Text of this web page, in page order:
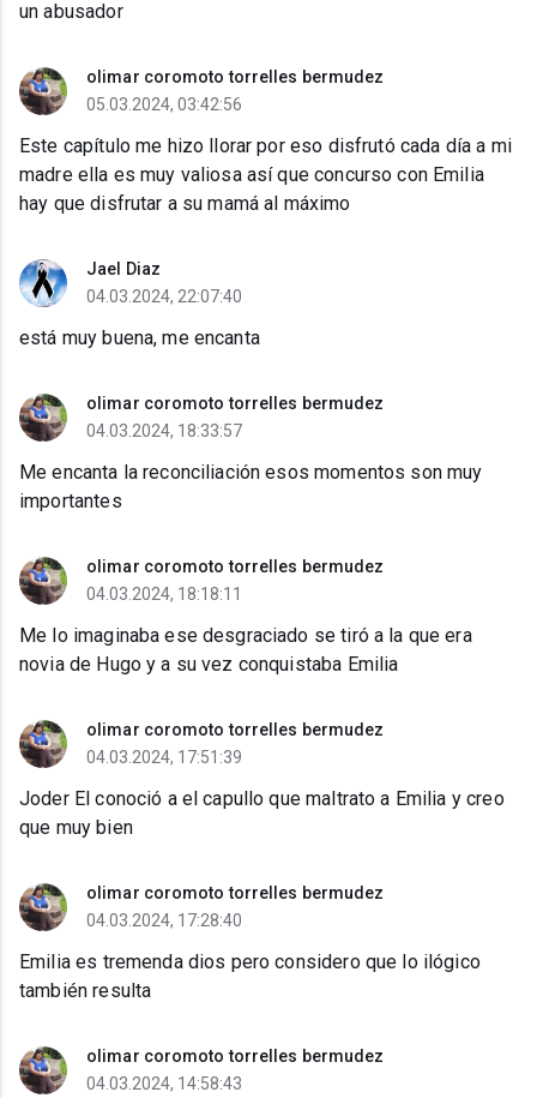
un abusador
olimar coromoto torrelles bermudez
05.03.2024, 03:42:56
Este capítulo me hizo llorar por eso disfrutó cada día a mi
madre ella es muy valiosa así que concurso con Emilia
hay que disfrutar a su mamá al máximo
Jael Diaz
04.03.2024, 22:07:40
está muy buena, me encanta
olimar coromoto torrelles bermudez
04.03.2024, 18:33:57
Me encanta la reconciliación esos momentos son muy
importantes
olimar coromoto torrelles bermudez
04.03.2024, 18:18:11
Me lo imaginaba ese desgraciado se tiró a la que era
novia de Hugo y a su vez conquistaba Emilia
olimar coromoto torrelles bermudez
04.03.2024, 17:51:39
Joder El conoció a el capullo que maltrato a Emilia y creo
que muy bien
olimar coromoto torrelles bermudez
04.03.2024, 17:28:40
Emilia es tremenda dios pero considero que lo ilógico
también resulta
olimar coromoto torrelles bermudez
04.03.2024, 14:58:43